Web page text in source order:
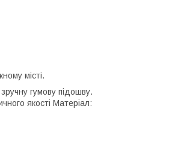
місті.
гумову підошву.
якості Матеріал: